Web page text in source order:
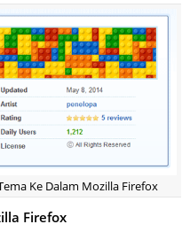
Ke Dalam Mozilla Firefox
Firefox